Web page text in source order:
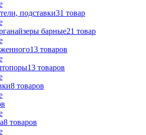
подставки31 товар
барные21 товар
13 товаров
13 товаров
8 товаров
8 товаров